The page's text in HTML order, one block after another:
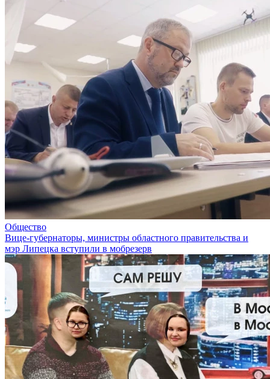
Общество
Вице-губернаторы, министры областного правительства и
мэр Липецка вступили в мобрезерв